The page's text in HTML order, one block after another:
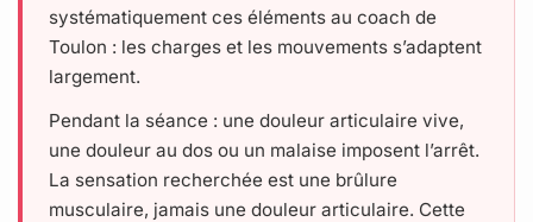
systématiquement ces éléments au coach de
Toulon : les charges et les mouvements s’adaptent
largement.
Pendant la séance : une douleur articulaire vive,
une douleur au dos ou un malaise imposent l’arrêt.
La sensation recherchée est une brûlure
musculaire, jamais une douleur articulaire. Cette